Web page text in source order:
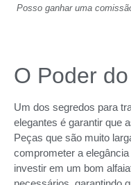
Posso ganhar uma
O Poder
Um dos segredos para
elegantes é garantir que
Peças que são muito
comprometer a
investir em um bom